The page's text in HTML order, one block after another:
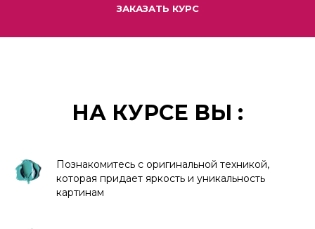
ЗАКАЗАТЬ КУРС
НА КУРСЕ ВЫ :
Познакомитесь с оригинальной техникой,
которая придает яркость и уникальность
картинам